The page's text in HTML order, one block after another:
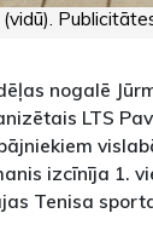
(vidū).
nogalē
LTS
izcīnīja 1.
Tenisa